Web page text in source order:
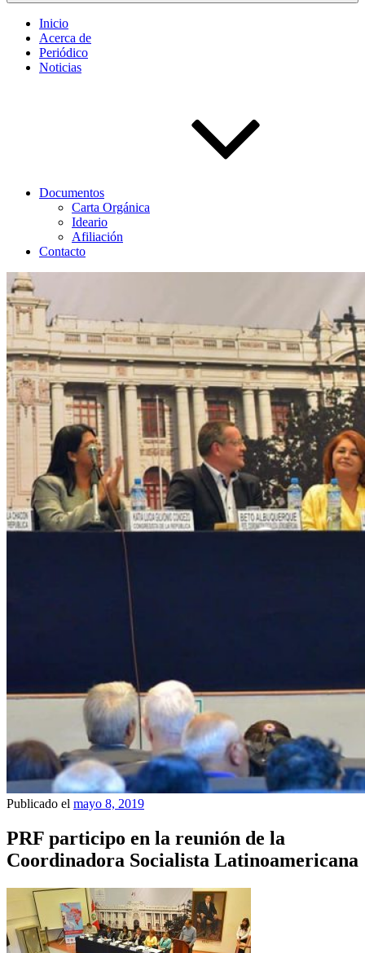
Inicio
Acerca de
Periódico
Noticias
Documentos
Carta Orgánica
Ideario
Afiliación
Contacto
Publicado el mayo 8, 2019
PRF participo en la reunión de la
Coordinadora Socialista Latinoamericana